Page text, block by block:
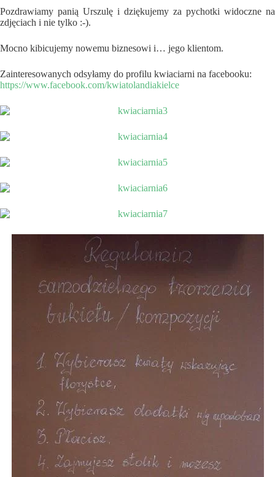
Pozdrawiamy panią Urszulę i dziękujemy za pychotki widoczne na
zdjęciach i nie tylko :-).
Mocno kibicujemy nowemu biznesowi i… jego klientom.
Zainteresowanych odsyłamy do profilu kwiaciarni na facebooku:
https://www.facebook.com/kwiatolandiakielce